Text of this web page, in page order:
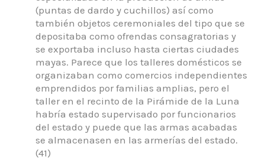
(puntas de dardo y cuchillos) así como
también objetos ceremoniales del tipo que se
depositaba como ofrendas consagratorias y
se exportaba incluso hasta ciertas ciudades
mayas. Parece que los talleres domésticos se
organizaban como comercios independientes
emprendidos por familias amplias, pero el
taller en el recinto de la Pirámide de la Luna
habría estado supervisado por funcionarios
del estado y puede que las armas acabadas
se almacenasen en las armerías del estado.
(41)